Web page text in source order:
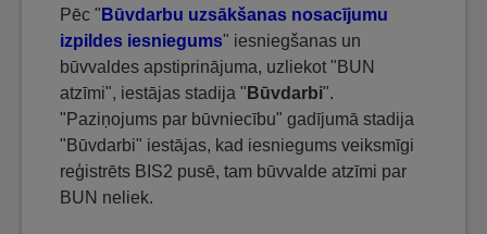
Pēc " Būvdarbu uzsākšanas nosacījumu
izpildes iesniegums" iesniegšanas un
būvvaldes apstiprinājuma, uzliekot "BUN
atzīmi", iestājas stadija " Būvdarbi".
"Paziņojums par būvniecību" gadījumā stadija
"Būvdarbi" iestājas, kad iesniegums veiksmīgi
reģistrēts BIS2 pusē, tam būvvalde atzīmi par
BUN neliek.